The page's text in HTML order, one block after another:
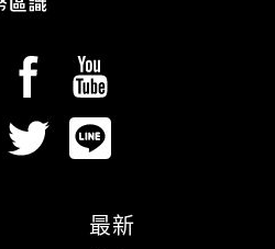
最新